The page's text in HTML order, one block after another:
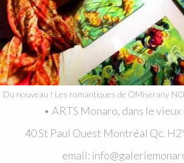
Du nouveau ! Les romantiques de ÖMiserany
• ARTS Monaro, dans le
40 St Paul Ouest Montréal Qc.
email: